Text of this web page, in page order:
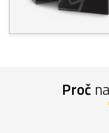
Proč